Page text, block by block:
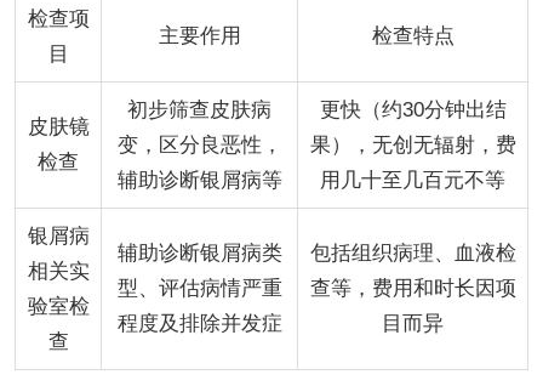
检查项
目
主要作用 检查特点
皮肤镜
检查
初步筛查皮肤病
变，区分良恶性，
辅助诊断银屑病等
更快（约30分钟出结
果），无创无辐射，费
用几十至几百元不等
银屑病
相关实
验室检
查
辅助诊断银屑病类
型、评估病情严重
程度及排除并发症
包括组织病理、血液检
查等，费用和时长因项
目而异